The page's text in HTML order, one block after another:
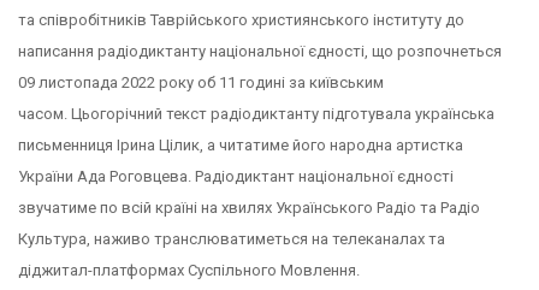
та співробітників Таврійського християнського інституту до
написання радіодиктанту національної єдності, що розпочнеться
09 листопада 2022 року об 11 годині за київським
часом. Цьогорічний текст радіодиктанту підготувала українська
письменниця Ірина Цілик, а читатиме його народна артистка
України Ада Роговцева. Радіодиктант національної єдності
звучатиме по всій країні на хвилях Українського Радіо та Радіо
Культура, наживо транслюватиметься на телеканалах та
діджитал-платформах Суспільного Мовлення.